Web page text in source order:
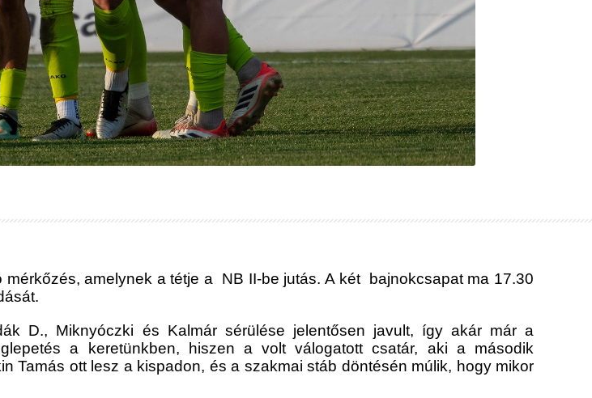
amelynek a tétje a NB II-be jutás. A két bajnokcsapat ma 17.30
D., Miknyóczki és Kalmár sérülése jelentősen javult, így akár már a
a keretünkben, hiszen a volt válogatott csatár, aki a második
Tamás ott lesz a kispadon, és a szakmai stáb döntésén múlik, hogy mikor